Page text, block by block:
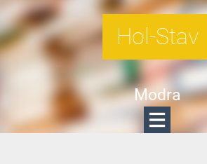
Hol-Stav
Modra